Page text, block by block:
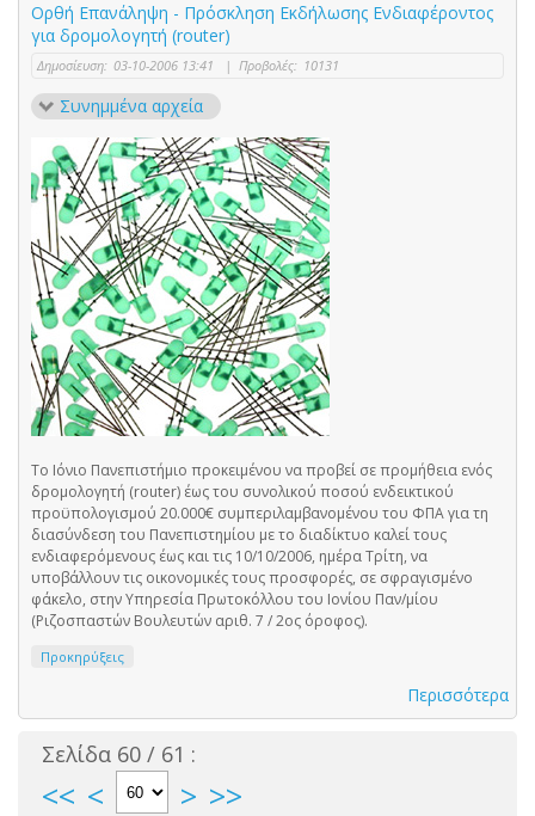
Ορθή Επανάληψη - Πρόσκληση Εκδήλωσης Ενδιαφέροντος
για δρομολογητή (router)
Δημοσίευση: 03-10-2006 13:41 | Προβολές: 10131
Συνημμένα αρχεία
To Ιόνιο Πανεπιστήμιο προκειμένου να προβεί σε προμήθεια ενός
δρομολογητή (router) έως του συνολικού ποσού ενδεικτικού
προϋπολογισμού 20.000€ συμπεριλαμβανομένου του ΦΠΑ για τη
διασύνδεση του Πανεπιστημίου με το διαδίκτυο καλεί τους
ενδιαφερόμενους έως και τις 10/10/2006, ημέρα Τρίτη, να
υποβάλλουν τις οικονομικές τους προσφορές, σε σφραγισμένο
φάκελο, στην Υπηρεσία Πρωτοκόλλου του Ιονίου Παν/μίου
(Ριζοσπαστών Βουλευτών αριθ. 7 / 2ος όροφος).
Προκηρύξεις
Περισσότερα
Σελίδα 60 / 61 :
<< < > >>